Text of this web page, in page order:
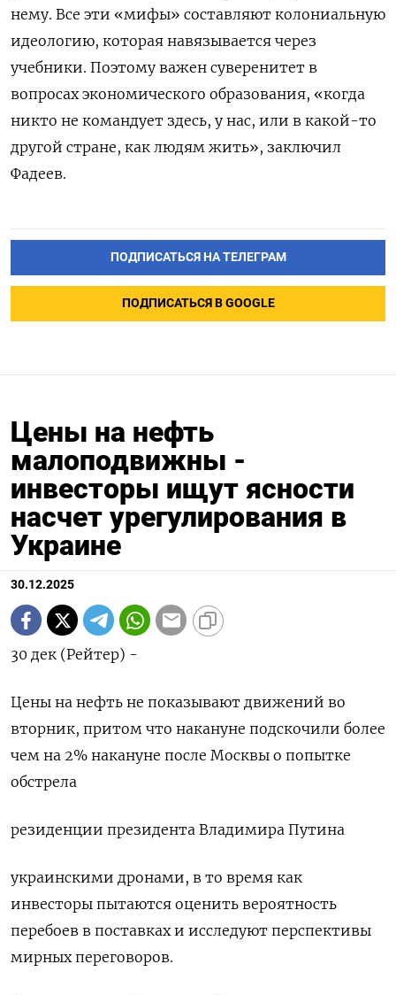
нему. Все эти «мифы» составляют колониальную
идеологию, которая навязывается через
учебники. Поэтому важен суверенитет в
вопросах экономического образования, «когда
никто не командует здесь, у нас, или в какой-то
другой стране, как людям жить», заключил
Фадеев.
ПОДПИСАТЬСЯ НА ТЕЛЕГРАМ
ПОДПИСАТЬСЯ В GOOGLE
Цены на нефть
малоподвижны -
инвесторы ищут ясности
насчет урегулирования в
Украине
30.12.2025
30 дек (Рейтер) -
Цены на нефть не показывают движений во
вторник, притом что накануне подскочили более
чем на 2% накануне после Москвы ⁠о попытке
обстрела
резиденции президента Владимира Путина
украинскими дронами, в то время как
инвесторы пытаются оценить вероятность
перебоев в поставках и исследуют перспективы
мирных переговоров.